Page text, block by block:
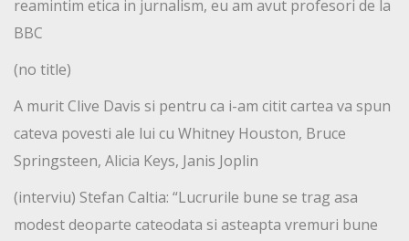
reamintim etica in jurnalism, eu am avut profesori de la
BBC
(no title)
A murit Clive Davis si pentru ca i-am citit cartea va spun
cateva povesti ale lui cu Whitney Houston, Bruce
Springsteen, Alicia Keys, Janis Joplin
(interviu) Stefan Caltia: “Lucrurile bune se trag asa
modest deoparte cateodata si asteapta vremuri bune